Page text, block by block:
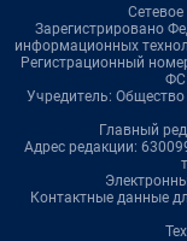
Зарегистрировано
информационных
Регистрационный
ФС
Учредитель:
Главный
Адрес редакции:
Контактные данные